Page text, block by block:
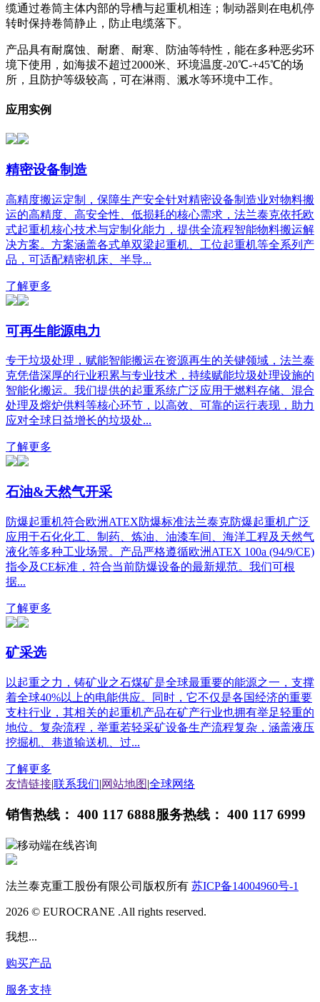
缆通过卷筒主体内部的导槽与起重机相连；制动器则在电机停
转时保持卷筒静止，防止电缆落下。
产品具有耐腐蚀、耐磨、耐寒、防油等特性，能在多种恶劣环
境下使用，如海拔不超过2000米、环境温度-20℃-+45℃的场
所，且防护等级较高，可在淋雨、溅水等环境中工作。
应用实例
精密设备制造
高精度搬运定制，保障生产安全针对精密设备制造业对物料搬
运的高精度、高安全性、低损耗的核心需求，法兰泰克依托欧
式起重机核心技术与定制化能力，提供全流程智能物料搬运解
决方案。方案涵盖各式单双梁起重机、工位起重机等全系列产
品，可适配精密机床、半导...
了解更多
可再生能源电力
专于垃圾处理，赋能智能搬运在资源再生的关键领域，法兰泰
克凭借深厚的行业积累与专业技术，持续赋能垃圾处理设施的
智能化搬运。我们提供的起重系统广泛应用于燃料存储、混合
处理及熔炉供料等核心环节，以高效、可靠的运行表现，助力
应对全球日益增长的垃圾处...
了解更多
石油&天然气开采
防爆起重机符合欧洲ATEX防爆标准法兰泰克防爆起重机广泛
应用于石化化工、制药、炼油、油漆车间、海洋工程及天然气
液化等多种工业场景。产品严格遵循欧洲ATEX 100a (94/9/CE)
指令及CE标准，符合当前防爆设备的最新规范。我们可根
据...
了解更多
矿采选
以起重之力，铸矿业之石煤矿是全球最重要的能源之一，支撑
着全球40%以上的电能供应。同时，它不仅是各国经济的重要
支柱行业，其相关的起重机产品在矿产行业也拥有举足轻重的
地位。复杂流程，举重若轻采矿设备生产流程复杂，涵盖液压
挖掘机、巷道输送机、过...
了解更多
友情链接|联系我们|网站地图 |全球网络
销售热线： 400 117 6888服务热线： 400 117 6999
移动端在线咨询
法兰泰克重工股份有限公司版权所有 苏ICP备14004960号-1
2026 © EUROCRANE .All rights reserved.
我想...
购买产品
服务支持